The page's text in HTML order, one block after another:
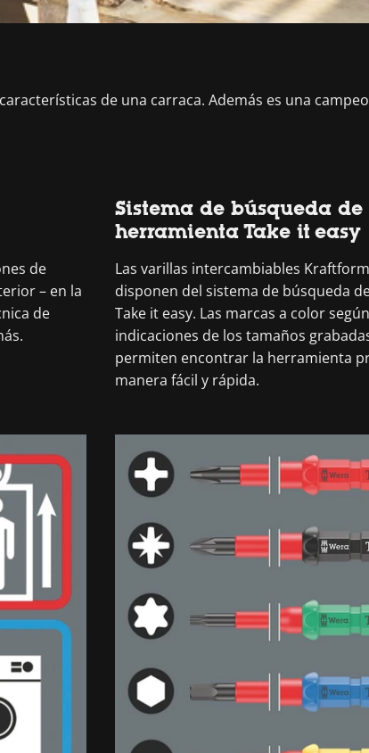
de una carraca. Además es una
de
– en la
de
Sistema de búsqueda de
herramienta Take it easy
Las varillas intercambiables
disponen del sistema de búsqueda
Take it easy. Las marcas a color
indicaciones de los tamaños
permiten encontrar la herramienta
manera fácil y rápida.